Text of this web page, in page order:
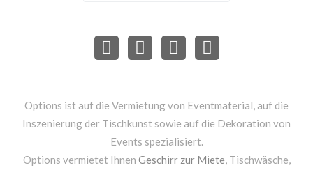
Options ist auf die Vermietung von Eventmaterial, auf die
Inszenierung der Tischkunst sowie auf die Dekoration von
Events spezialisiert.
Options vermietet Ihnen Geschirr zur Miete, Tischwäsche,